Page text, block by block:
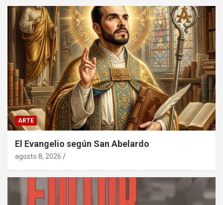
ARTE
El Evangelio según San Abelardo
agosto 8, 2026